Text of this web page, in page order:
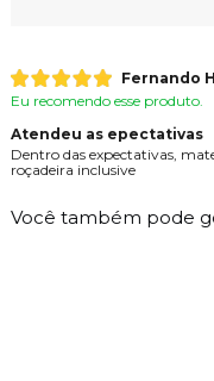
Fernando
Eu recomendo esse produto.
Atendeu as epectativas
Dentro das expectativas,
roçadeira inclusive
Você também pode